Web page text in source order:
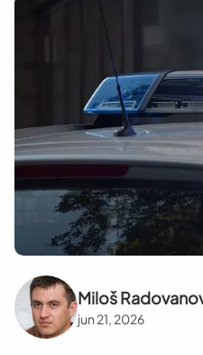
Miloš
jun 21, 2026